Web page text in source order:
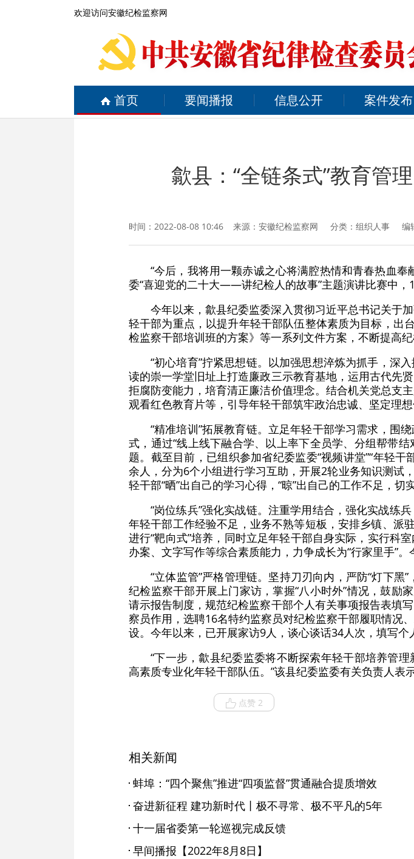
欢迎访问安徽纪检监察网
首页 要闻播报 信息公开 案件发布
歙县：“全链条式”教育管
时间：2022-08-08 10:46 来源： 安徽纪检监察网 分类：组织人事 编
“今后，我将用一颗赤诚之心将满腔热情和青春热血
委“喜迎党的二十大——讲纪检人的故事”主题演讲比赛中，
今年以来，歙县纪委监委深入贯彻习近平总书记关于
轻干部为重点，以提升年轻干部队伍整体素质为目标，出
检监察干部培训班的方案》等一系列文件方案，不断提高
“初心培育”拧紧思想链。以加强思想淬炼为抓手，深
读的崇一学堂旧址上打造廉政三示教育基地，运用古代先
拒腐防变能力，培育清正廉洁价值理念。结合机关党总支
观看红色教育片等，引导年轻干部筑牢政治忠诚、坚定理想
“精准培训”拓展教育链。立足年轻干部学习需求，围
式，通过“线上线下融合学、以上率下全员学、分组帮带
题。截至目前，已组织参加省纪委监委“视频讲堂”“年轻
余人，分为6个小组进行学习互助，开展2轮业务知识测试
轻干部“晒”出自己的学习心得，“晾”出自己的工作不足，切
“岗位练兵”强化实战链。注重学用结合，强化实战练
年轻干部工作经验不足，业务不熟等短板，安排乡镇、派
进行“靶向式”培养，同时立足年轻干部自身实际，实行科
办案、文字写作等综合素质能力，力争成长为“行家里手”
“立体监管”严格管理链。坚持刀刃向内，严防“灯下
纪检监察干部开展上门家访，掌握“八小时外”情况，鼓励
请示报告制度，规范纪检监察干部个人有关事项报告表填
察员作用，选聘16名特约监察员对纪检监察干部履职情况
设。今年以来，已开展家访9人，谈心谈话34人次，填写个
“下一步，歙县纪委监委将不断探索年轻干部培养管
高素质专业化年轻干部队伍。”该县纪委监委有关负责人表
点赞 2
相关新闻
蚌埠：“四个聚焦”推进“四项监督”贯通融合提质增效
奋进新征程 建功新时代丨极不寻常、极不平凡的5年
十一届省委第一轮巡视完成反馈
早间播报【2022年8月8日】